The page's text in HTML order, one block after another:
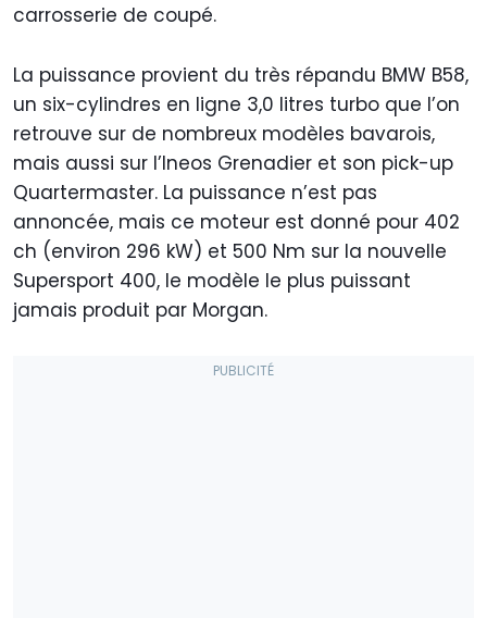
carrosserie de coupé.
La puissance provient du très répandu BMW B58,
un six-cylindres en ligne 3,0 litres turbo que l’on
retrouve sur de nombreux modèles bavarois,
mais aussi sur l’Ineos Grenadier et son pick-up
Quartermaster. La puissance n’est pas
annoncée, mais ce moteur est donné pour 402
ch (environ 296 kW) et 500 Nm sur la nouvelle
Supersport 400, le modèle le plus puissant
jamais produit par Morgan.